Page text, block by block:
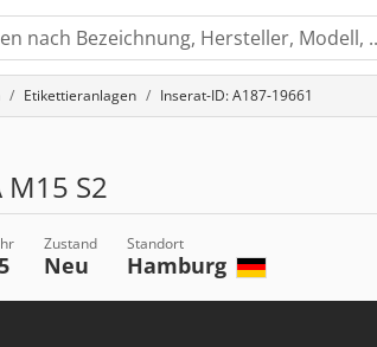
Etikettieranlagen Inserat-ID: A187-19661
M15 S2
Zustand
Neu
Standort
Hamburg